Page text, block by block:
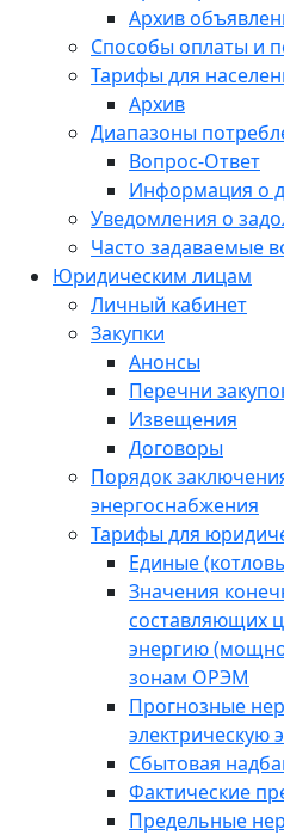
Архив
Способы оплаты и
Тарифы для
Архив
Диапазоны
Вопрос-Ответ
Информация о
Уведомления о
Часто задаваемые
Юридическим лицам
Личный кабинет
Закупки
Анонсы
Перечни
Извещения
Договоры
Порядок
энергоснабжения
Тарифы для
Единые
Значения
составляющих
энергию
зонам ОРЭМ
Прогнозные
электрическую
Сбытовая
Фактические
Предельные